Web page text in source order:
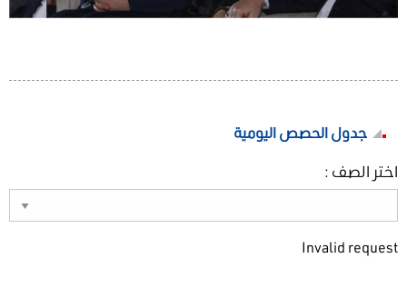
جدول الحصص اليومية
اختر الصف :
Invalid request